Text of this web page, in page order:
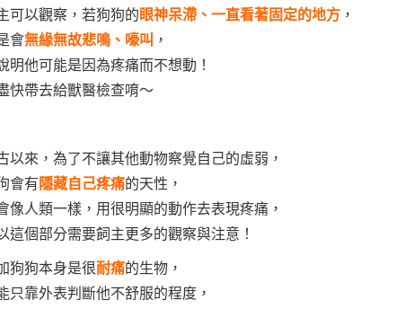
可以觀察，若狗狗的眼神呆滯、一直看著固定的地方 ，
會無緣無故悲鳴、嚎叫 ，
明他可能是因為疼痛而不想動！
快帶去給獸醫檢查唷～
以來，為了不讓其他動物察覺自己的虛弱，
會有 隱藏自己疼痛的天性，
像人類一樣，用很明顯的動作去表現疼痛，
這個部分需要飼主更多的觀察與注意！
狗狗本身是很耐痛的生物，
只靠外表判斷他不舒服的程度，